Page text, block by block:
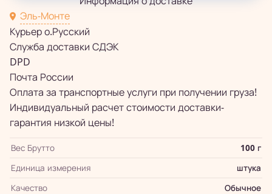
Эль-Монте
Курьер о.Русский
Служба доставки СДЭК
DPD
Почта России
Оплата за транспортные услуги при получении груза!
Индивидуальный расчет стоимости доставки-
гарантия низкой цены!
Вес Брутто
100 г
Единица измерения
штука
Качество
Обычное